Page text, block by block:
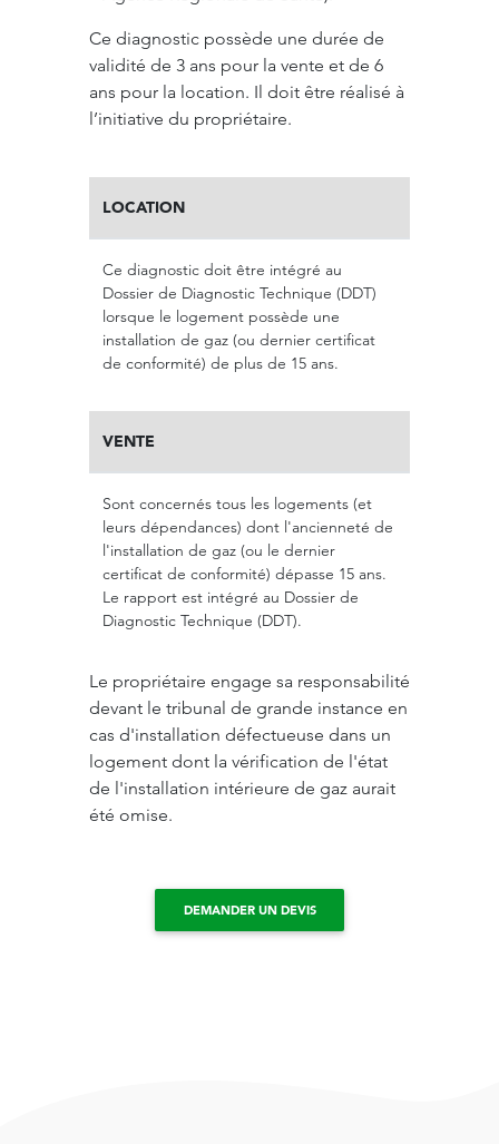
Ce diagnostic possède une durée de
validité de 3 ans pour la vente et de 6
ans pour la location. Il doit être réalisé à
l’initiative du propriétaire.
LOCATION
Ce diagnostic doit être intégré au
Dossier de Diagnostic Technique (DDT)
lorsque le logement possède une
installation de gaz (ou dernier certificat
de conformité) de plus de 15 ans.
VENTE
Sont concernés tous les logements (et
leurs dépendances) dont l'ancienneté de
l'installation de gaz (ou le dernier
certificat de conformité) dépasse 15 ans.
Le rapport est intégré au Dossier de
Diagnostic Technique (DDT).
Le propriétaire engage sa responsabilité
devant le tribunal de grande instance en
cas d'installation défectueuse dans un
logement dont la vérification de l'état
de l'installation intérieure de gaz aurait
été omise.
DEMANDER UN DEVIS